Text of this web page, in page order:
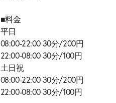
■料金
平日
08:00-22:00 30分/200円
22:00-08:00 30分/100円
土日祝
08:00-22:00 30分/200円
22:00-08:00 30分/100円